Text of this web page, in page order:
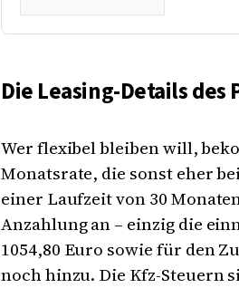
Die Leasing-Details des
Wer flexibel bleiben will,
Monatsrate, die sonst eher
einer Laufzeit von 30
Anzahlung an – einzig die
1054,80 Euro sowie für den
noch hinzu. Die Kfz-Steuern